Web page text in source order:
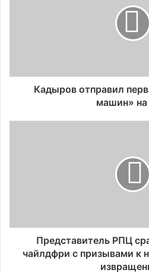
Кадыров отправил
машин»
Представитель РПЦ
чайлдфри с призывами к